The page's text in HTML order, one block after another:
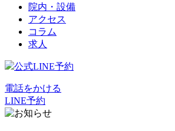
院内・設備
アクセス
コラム
求人
公式LINE予約
電話をかける
LINE予約